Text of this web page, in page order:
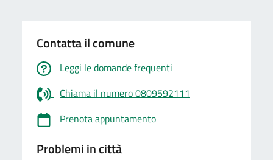
Contatta il comune
Leggi le domande frequenti
Chiama il numero 0809592111
Prenota appuntamento
Problemi in città